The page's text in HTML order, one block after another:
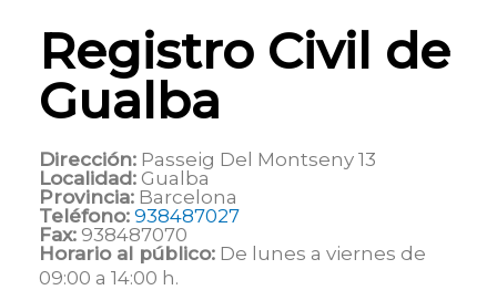
Registro Civil de
Gualba
Dirección: Passeig Del Montseny 13
Localidad: Gualba
Provincia: Barcelona
Teléfono: 938487027
Fax: 938487070
Horario al público: De lunes a viernes de
09:00 a 14:00 h.